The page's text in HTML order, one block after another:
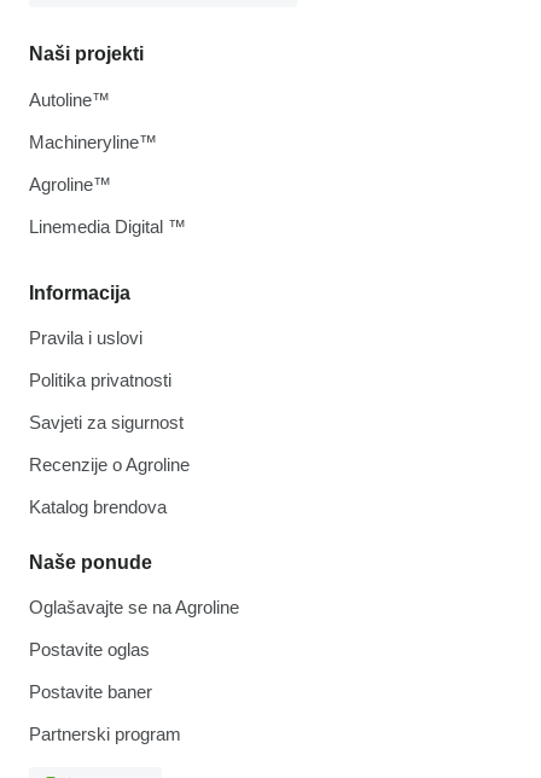
Informacija
Pravila i uslovi
Politika privatnosti
Savjeti za sigurnost
Recenzije o Agroline
Katalog brendova
Naše ponude
Oglašavajte se na Agroline
Postavite oglas
Postavite baner
Partnerski program
Naši projekti
Autoline™
Machineryline™
Agroline™
Linemedia Digital ™